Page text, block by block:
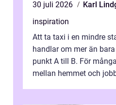
30 juli 2026
Karl
inspiration
Att ta taxi i en mindre
handlar om mer än
punkt A till B. För
mellan hemmet och